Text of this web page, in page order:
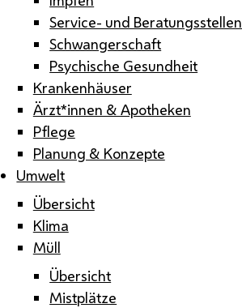
Service- und Beratungsstellen
Schwangerschaft
Psychische Gesundheit
Krankenhäuser
Ärzt*innen & Apotheken
Pflege
Planung & Konzepte
Umwelt
Übersicht
Klima
Müll
Übersicht
Mistplätze